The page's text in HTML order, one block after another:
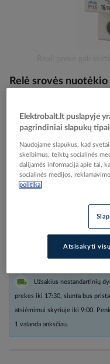
the
the
images
gallery
Relė srovės nuotėkio
automatu AC-tipas
Elektrobalt prekės kodas
EAN kodas
Gamintojo prekės kodas
Užsakius nestandartinių
prekes iki 17:30, siunta bus
atsiėmimui skyriuje iki 9:00.
1 valanda anksčiau.
Elektrobalt.lt puslapyje
pagrindiniai slapukų tipai
Naudojame slapukus, kad
skelbimus, teiktų socialinės
dalijamės informacija apie tai,
socialinės medijos,
politika
Atsisakyti visų